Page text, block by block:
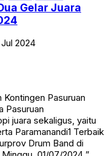
Gelar Juara
2024
Kontingen Pasuruan
Pasuruan
juara sekaligus, yaitu
Paramanandi1 Terbaik
Drum Band di